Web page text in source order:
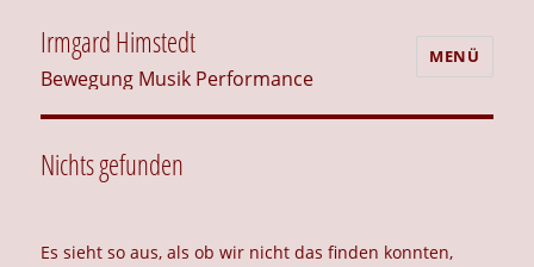
Irmgard Himstedt
Bewegung Musik Performance
MENÜ
Nichts gefunden
Es sieht so aus, als ob wir nicht das finden konnten,